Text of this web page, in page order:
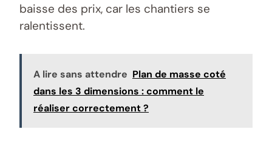
baisse des prix, car les chantiers se
ralentissent.
A lire sans attendre Plan de masse coté
dans les 3 dimensions : comment le
réaliser correctement ?